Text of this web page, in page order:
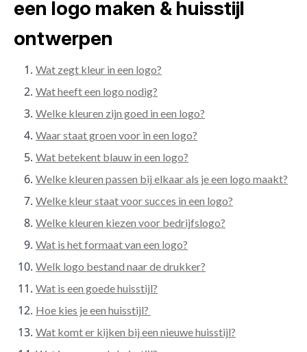
een logo maken & huisstijl
ontwerpen
Wat zegt kleur in een logo?
Wat heeft een logo nodig?
Welke kleuren zijn goed in een logo?
Waar staat groen voor in een logo?
Wat betekent blauw in een logo?
Welke kleuren passen bij elkaar als je een logo maakt?
Welke kleur staat voor succes in een logo?
Welke kleuren kiezen voor bedrijfslogo?
Wat is het formaat van een logo?
Welk logo bestand naar de drukker?
Wat is een goede huisstijl?
Hoe kies je een huisstijl?
Wat komt er kijken bij een nieuwe huisstijl?